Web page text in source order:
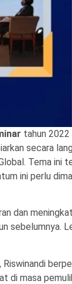
tahun 2022
secara
Tema ini
ini perlu
dan
sebelumnya.
di masa